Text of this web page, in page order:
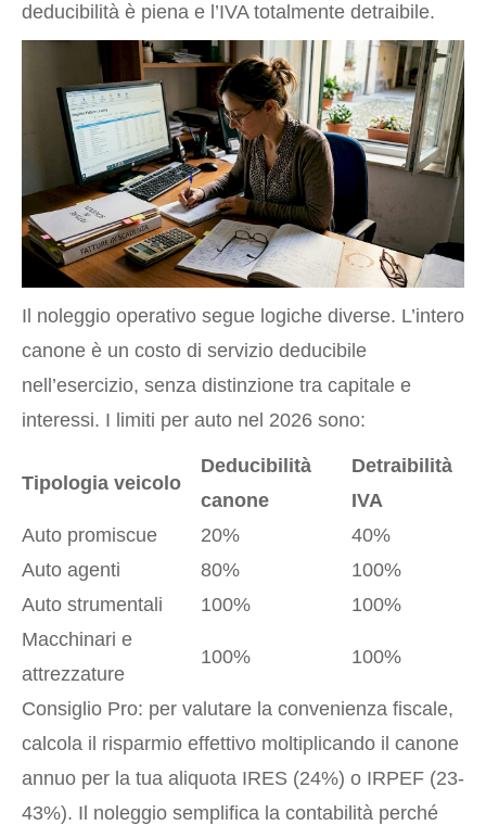
deducibilità è piena e l’IVA totalmente detraibile.
Il noleggio operativo segue logiche diverse. L’intero
canone è un costo di servizio deducibile
nell’esercizio, senza distinzione tra capitale e
interessi. I limiti per auto nel 2026 sono:
Tipologia veicolo
Deducibilità
canone
Detraibilità
IVA
Auto promiscue
20%
40%
Auto agenti
80%
100%
Auto strumentali
100%
100%
Macchinari e
attrezzature
100% 100%
Consiglio Pro: per valutare la convenienza fiscale,
calcola il risparmio effettivo moltiplicando il canone
annuo per la tua aliquota IRES (24%) o IRPEF (23-
43%). Il noleggio semplifica la contabilità perché